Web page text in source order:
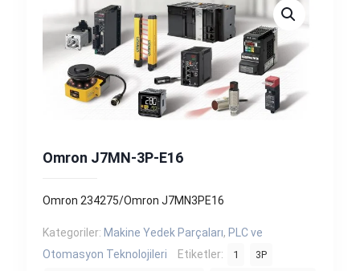
Omron J7MN-3P-E16
Omron 234275/Omron J7MN3PE16
Kategoriler: Makine Yedek Parçaları, PLC ve
Otomasyon Teknolojileri
Etiketler: 1 3P